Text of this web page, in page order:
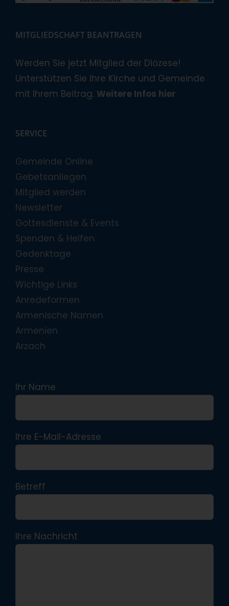
MITGLIEDSCHAFT BEANTRAGEN
Werden Sie jetzt Mitglied der Diözese!
Unterstützen Sie Ihre Kirche und Gemeinde
mit Ihrem Beitrag. Weitere Infos hier
SERVICE
Gemeinde Online
Gebetsanliegen
Mitglied werden
Newsletter
Gottesdienste & Events
Spenden & Helfen
Gedenktage
Presse
Wichtige Links
Anredeformen
Armenische Namen
Armenien
Arzach
Ihr Name
Ihre E-Mail-Adresse
Betreff
Ihre Nachricht